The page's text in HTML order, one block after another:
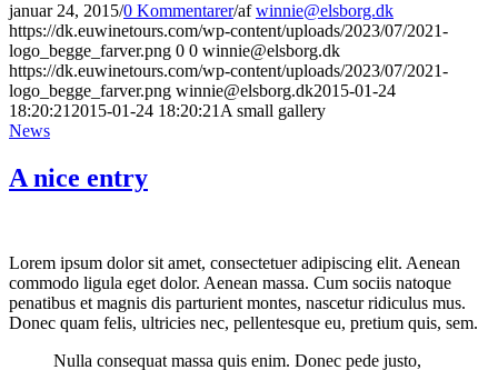
januar 24, 2015/0 Kommentarer/afwinnie@elsborg.dk
https://dk.euwinetours.com/wp-content/uploads/2023/07/2021-
logo_begge_farver.png 0 0 winnie@elsborg.dk
https://dk.euwinetours.com/wp-content/uploads/2023/07/2021-
logo_begge_farver.png winnie@elsborg.dk2015-01-24
18:20:21 2015-01-24 18:20:21 A small gallery
News
A nice entry
Lorem ipsum dolor sit amet, consectetuer adipiscing elit. Aenean
commodo ligula eget dolor. Aenean massa. Cum sociis natoque
penatibus et magnis dis parturient montes, nascetur ridiculus mus.
Donec quam felis, ultricies nec, pellentesque eu, pretium quis, sem.
Nulla consequat massa quis enim. Donec pede justo,